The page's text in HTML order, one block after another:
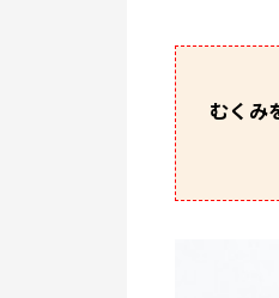
むくみ